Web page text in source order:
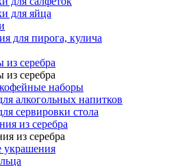
для яйца
для пирога, кулича
серебра
серебра
наборы
алкогольных напитков
сервировки стола
из серебра
из серебра
украшения